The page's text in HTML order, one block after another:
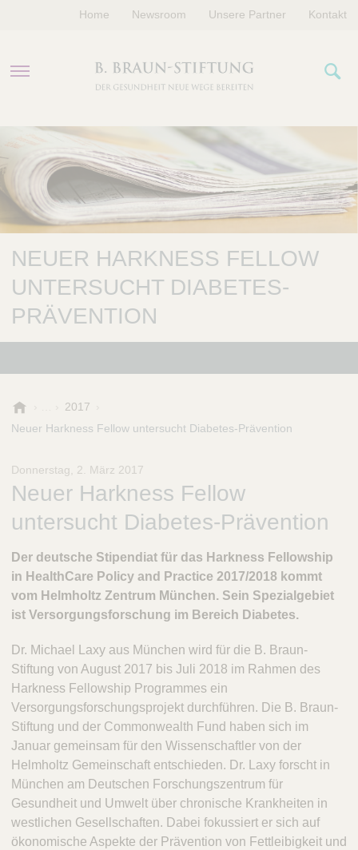
PROGRAMME
FÖRDERUNGEN
VERANSTALTUNGEN
ÜBER UNS
Home Newsroom Unsere Partner Kontakt
NEUER HARKNESS FELLOW
UNTERSUCHT DIABETES-
PRÄVENTION
a
u
-
t
i
f
t
g
2017
Neuer Harkness Fellow untersucht Diabetes-Prävention
Donnerstag, 2. März 2017
Neuer Harkness Fellow
untersucht Diabetes-Prävention
Der deutsche Stipendiat für das Harkness Fellowship
in HealthCare Policy and Practice 2017/2018 kommt
vom Helmholtz Zentrum München. Sein Spezialgebiet
ist Versorgungsforschung im Bereich Diabetes.
Dr. Michael Laxy aus München wird für die B. Braun-
Stiftung von August 2017 bis Juli 2018 im Rahmen des
Harkness Fellowship Programmes ein
Versorgungsforschungsprojekt durchführen. Die B. Braun-
Stiftung und der Commonwealth Fund haben sich im
Januar gemeinsam für den Wissenschaftler von der
Helmholtz Gemeinschaft entschieden. Dr. Laxy forscht in
München am Deutschen Forschungszentrum für
Gesundheit und Umwelt über chronische Krankheiten in
westlichen Gesellschaften. Dabei fokussiert er sich auf
ökonomische Aspekte der Prävention von Fettleibigkeit und